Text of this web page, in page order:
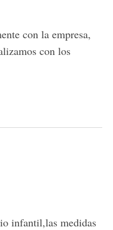
con la empresa,
con los
infantil,las medidas